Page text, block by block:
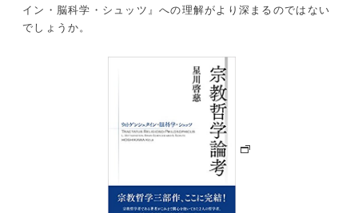
イン・脳科学・シュッツ』への理解がより深まるのではない
でしょうか。